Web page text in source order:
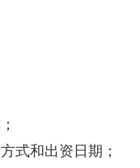
和出资日期；